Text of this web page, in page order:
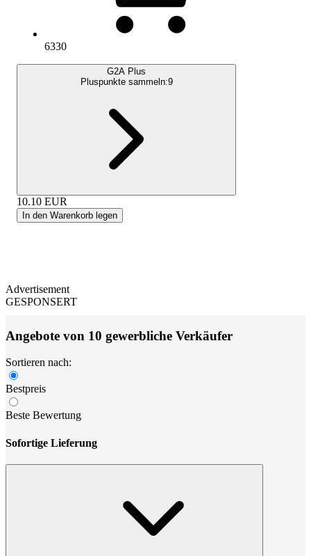
6330
G2A Plus
Pluspunkte sammeln:9
10.10 EUR
In den Warenkorb legen
Advertisement
GESPONSERT
Angebote von 10 gewerbliche Verkäufer
Sortieren nach:
Bestpreis
Beste Bewertung
Sofortige Lieferung